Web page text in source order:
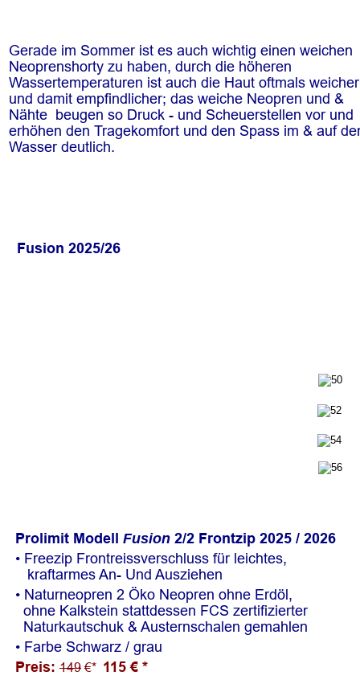
Fusion 2025/26
Prolimit Modell Fusion 2/2 Frontzip 2025 / 2026
• Freezip Frontreissverschluss für leichtes,
   kraftarmes An- Und Ausziehen
• Naturneopren 2 Öko Neopren ohne Erdöl,
  ohne Kalkstein stattdessen FCS zertifizierter
  Naturkautschuk & Austernschalen gemahlen
• Farbe Schwarz / grau
Preis: 149 €* 115 € *
Gerade im Sommer ist es auch wichtig einen weichen
Neoprenshorty zu haben, durch die höheren
Wassertemperaturen ist auch die Haut oftmals
und damit empfindlicher; das weiche Neopren und &
Nähte  beugen so Druck - und Scheuerstellen vor und
erhöhen den Tragekomfort und den Spass im & auf
Wasser deutlich.